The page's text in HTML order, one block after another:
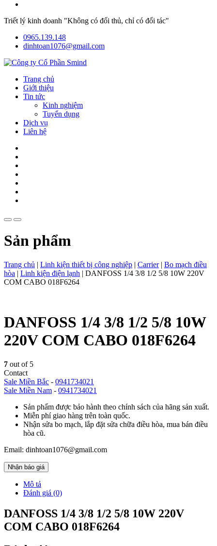
Triết lý kinh doanh "Không có đối thủ, chỉ có đối tác"
0965.139.148
dinhtoan1076@gmail.com
Trang chủ
Giới thiệu
Tin tức
Kinh nghiệm
Tuyển dụng
Dịch vụ
Liên hệ
Sản phẩm
Trang chủ | Linh kiện thiết bị công nghiệp | Carrier| Bo mạch điều
hòa | Linh kiện điện lạnh | DANFOSS 1/4 3/8 1/2 5/8 10W 220V
COM CABO 018F6264
DANFOSS 1/4 3/8 1/2 5/8 10W
220V COM CABO 018F6264
7 out of 5
Contact
Sale Miền Bắc - 0941734021
Sale Miền Nam - 0941734021
Sản phẩm được bảo hành theo chính sách của hãng sản xuất.
Miễn phí giao hàng trên toàn quốc.
Nhận sửa bo mạch, lắp đặt sửa chữa điều hòa, mua bán điều
hòa cũ.
Email: dinhtoan1076@gmail.com
Nhận báo giá
Mô tả
Đánh giá (0)
DANFOSS 1/4 3/8 1/2 5/8 10W 220V
COM CABO 018F6264